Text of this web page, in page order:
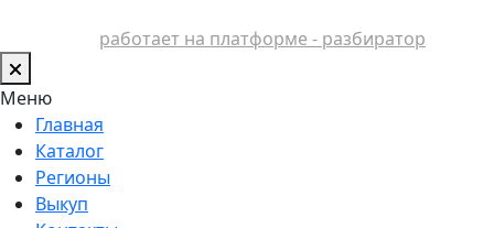
работает на платформе - разбиратор
Меню
Главная
Каталог
Регионы
Выкуп